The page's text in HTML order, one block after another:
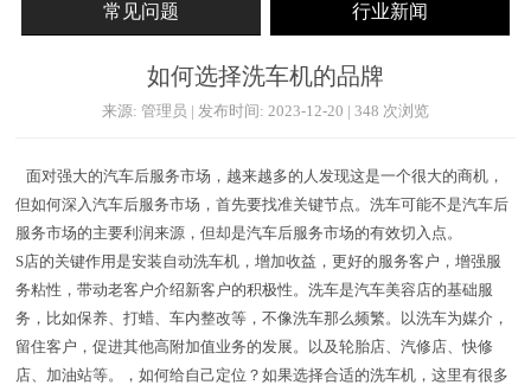
常见问题 行业新闻
如何选择洗车机的品牌
来源: 管理员 | 发布时间: 2023-12-20 | 348 次浏览
面对强大的汽车后服务市场，越来越多的人发现这是一个很大的商机，
但如何深入汽车后服务市场，首先要找准关键节点。洗车可能不是汽车后
服务市场的主要利润来源，但却是汽车后服务市场的有效切入点。
S店的关键作用是安装自动洗车机，增加收益，更好的服务客户，增强服
务粘性，带动老客户介绍新客户的积极性。洗车是汽车美容店的基础服
务，比如保养、打蜡、车内整改等，不像洗车那么频繁。以洗车为媒介，
留住客户，促进其他高附加值业务的发展。以及轮胎店、汽修店、快修
店、加油站等。，如何给自己定位？如果选择合适的洗车机，这里有很多